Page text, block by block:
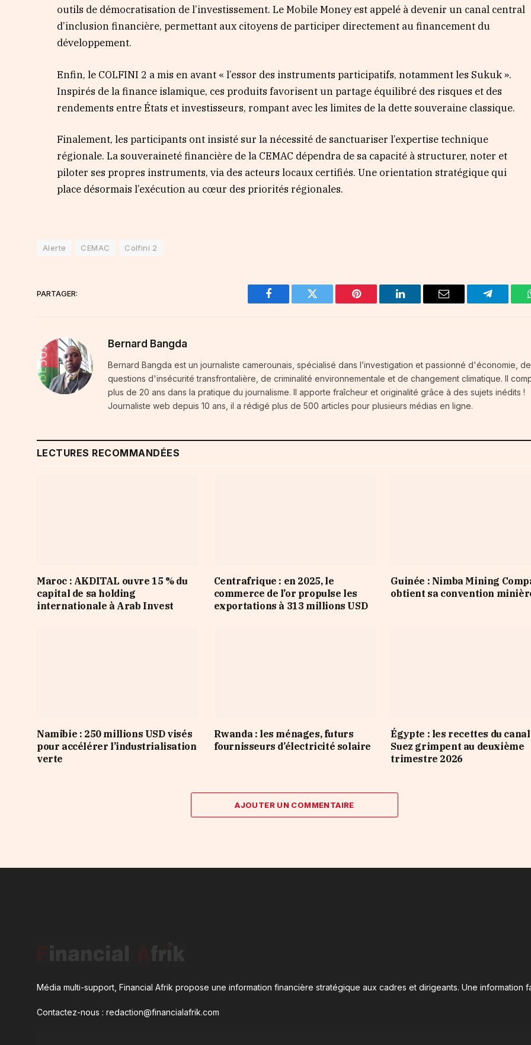
outils de démocratisation de l’investissement. Le Mobile Money est appelé à devenir un canal central
d’inclusion financière, permettant aux citoyens de participer directement au financement du
développement.
Enfin, le COLFINI 2 a mis en avant « l’essor des instruments participatifs, notamment les Sukuk ».
Inspirés de la finance islamique, ces produits favorisent un partage équilibré des risques et des
rendements entre États et investisseurs, rompant avec les limites de la dette souveraine classique.
Finalement, les participants ont insisté sur la nécessité de sanctuariser l’expertise technique
régionale. La souveraineté financière de la CEMAC dépendra de sa capacité à structurer, noter et
piloter ses propres instruments, via des acteurs locaux certifiés. Une orientation stratégique qui
place désormais l’exécution au cœur des priorités régionales.
Alerte CEMAC Colfini 2
PARTAGER:
Facebook Twitter Pinterest LinkedIn Email Telegram
Bernard Bangda
Bernard Bangda est un journaliste camerounais, spécialisé dans l’investigation et passionné d'économie,
questions d'insécurité transfrontalière, de criminalité environnementale et de changement climatique. Il
plus de 20 ans dans la pratique du journalisme. Il apporte fraîcheur et originalité grâce à des sujets inédits !
Journaliste web depuis 10 ans, il a rédigé plus de 500 articles pour plusieurs médias en ligne.
LECTURES RECOMMANDÉES
Maroc : AKDITAL ouvre 15 % du
capital de sa holding
internationale à Arab Invest
Centrafrique : en 2025, le
commerce de l’or propulse les
exportations à 313 millions USD
Guinée : Nimba Mining
obtient sa convention
Namibie : 250 millions USD visés
pour accélérer l’industrialisation
verte
Rwanda : les ménages, futurs
fournisseurs d’électricité solaire
Égypte : les recettes du canal
Suez grimpent au deuxième
trimestre 2026
AJOUTER UN COMMENTAIRE
Média multi-support, Financial Afrik propose une information financière stratégique aux cadres et dirigeants. Une information
Contactez-nous : redaction@financialafrik.com